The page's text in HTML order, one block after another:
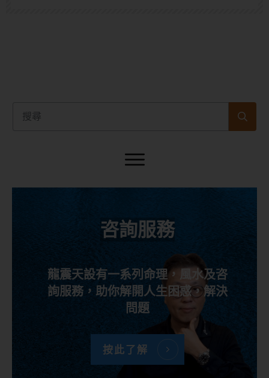
咨詢服務
龍震天設有一系列命理，風水及咨
詢服務，助你解開人生困惑，解決
問題
按此了解